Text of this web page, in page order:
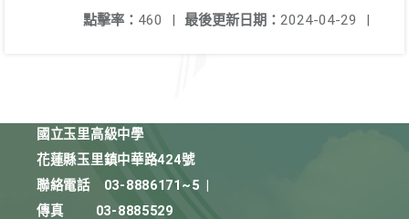
最後更新日期： 2024-04-29 |
點擊率： 460 |
國立玉里高級中學
花蓮縣玉里鎮中華路424號
聯絡電話
03-8886171~5
傳真
03-8885529